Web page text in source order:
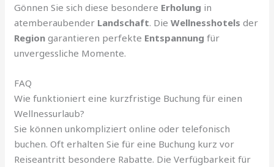
Gönnen Sie sich diese besondere Erholung in
atemberaubender Landschaft. DieWellnesshotels der
Region garantieren perfekte Entspannung für
unvergessliche Momente.
FAQ
Wie funktioniert eine kurzfristige Buchung für einen
Wellnessurlaub?
Sie können unkompliziert online oder telefonisch
buchen. Oft erhalten Sie für eine Buchung kurz vor
Reiseantritt besondere Rabatte. Die Verfügbarkeit für